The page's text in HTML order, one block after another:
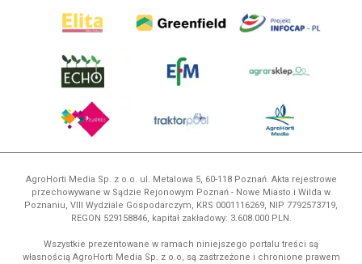
AgroHorti Media Sp. z o.o. ul. Metalowa 5, 60-118 Poznań. Akta rejestrowe
przechowywane w Sądzie Rejonowym Poznań - Nowe Miasto i Wilda w
Poznaniu, VIII Wydziale Gospodarczym, KRS 0001116269, NIP 7792573719,
REGON 529158846, kapitał zakładowy: 3.608.000 PLN.
Wszystkie prezentowane w ramach niniejszego portalu treści są
własnością AgroHorti Media Sp. z o.o, są zastrzeżone i chronione prawem